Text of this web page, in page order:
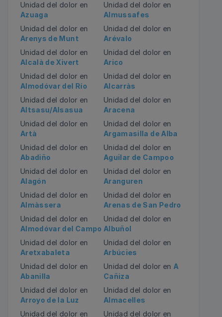
Unidad del dolor en
Azuaga
Unidad del dolor en
Almussafes
Unidad del dolor en
Arenys de Munt
Unidad del dolor en
Arévalo
Unidad del dolor en
Alcalà de Xivert
Unidad del dolor en
Arico
Unidad del dolor en
Almodóvar del Río
Unidad del dolor en
Alcarràs
Unidad del dolor en
Altsasu/Alsasua
Unidad del dolor en
Aracena
Unidad del dolor en
Artà
Unidad del dolor en
Argamasilla de Alba
Unidad del dolor en
Abadiño
Unidad del dolor en
Aguilar de Campoo
Unidad del dolor en
Alagón
Unidad del dolor en
Aranguren
Unidad del dolor en
Almàssera
Unidad del dolor en
Arenas de San Pedro
Unidad del dolor en
Almodóvar del Campo
Unidad del dolor en
Albuñol
Unidad del dolor en
Aretxabaleta
Unidad del dolor en
Arbúcies
Unidad del dolor en
Abanilla
Unidad del dolor en A
Cañiza
Unidad del dolor en
Arroyo de la Luz
Unidad del dolor en
Almacelles
Unidad del dolor en
Unidad del dolor en